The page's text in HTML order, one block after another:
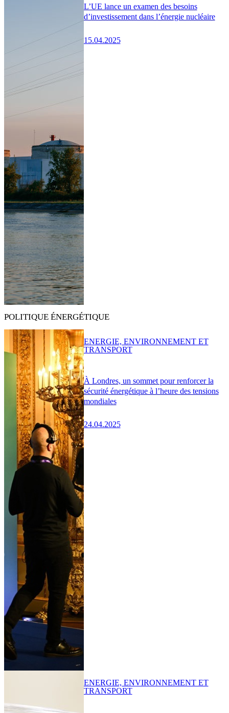
L’UE lance un examen des besoins
d’investissement dans l’énergie nucléaire
15.04.2025
POLITIQUE ÉNERGÉTIQUE
À Londres, un sommet pour renforcer la
sécurité énergétique à l’heure des tensions
mondiales
24.04.2025
ENERGIE, ENVIRONNEMENT ET
TRANSPORT
ENERGIE, ENVIRONNEMENT ET
TRANSPORT